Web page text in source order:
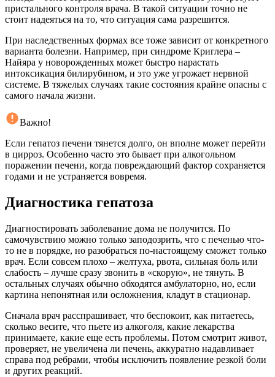
пристального контроля врача. В такой ситуации точно не
стоит надеяться на то, что ситуация сама разрешится.
При наследственных формах все тоже зависит от конкретного
варианта болезни. Например, при синдроме Криглера –
Найяра у новорожденных может быстро нарастать
интоксикация билирубином, и это уже угрожает нервной
системе. В тяжелых случаях такие состояния крайне опасны с
самого начала жизни.
Важно!
Если гепатоз печени тянется долго, он вполне может перейти
в цирроз. Особенно часто это бывает при алкогольном
поражении печени, когда повреждающий фактор сохраняется
годами и не устраняется вовремя.
Диагностика гепатоза
Диагностировать заболевание дома не получится. По
самочувствию можно только заподозрить, что с печенью что-
то не в порядке, но разобраться по-настоящему сможет только
врач. Если совсем плохо – желтуха, рвота, сильная боль или
слабость – лучше сразу звонить в «скорую», не тянуть. В
остальных случаях обычно обходятся амбулаторно, но, если
картина непонятная или осложнения, кладут в стационар.
Сначала врач расспрашивает, что беспокоит, как питаетесь,
сколько весите, что пьете из алкоголя, какие лекарства
принимаете, какие еще есть проблемы. Потом смотрит живот,
проверяет, не увеличена ли печень, аккуратно надавливает
справа под ребрами, чтобы исключить появление резкой боли
и других реакций.